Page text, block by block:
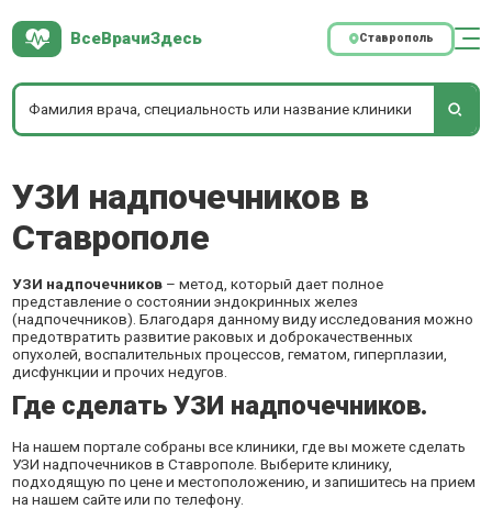
ВсеВрачиЗдесь Ставрополь
УЗИ надпочечников в
Ставрополе
УЗИ надпочечников – метод, который дает полное
представление о состоянии эндокринных желез
(надпочечников). Благодаря данному виду исследования можно
предотвратить развитие раковых и доброкачественных
опухолей, воспалительных процессов, гематом, гиперплазии,
дисфункции и прочих недугов.
Где сделать УЗИ надпочечников.
На нашем портале собраны все клиники, где вы можете сделать
УЗИ надпочечников в Ставрополе. Выберите клинику,
подходящую по цене и местоположению, и запишитесь на прием
на нашем сайте или по телефону.